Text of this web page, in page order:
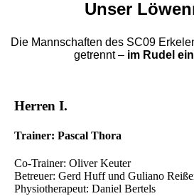
Unser
Die Mannschaften des SC09
getrennt – im Rudel
Herren I.
Trainer: Pascal Thora
Co-Trainer: Oliver Keuter
Betreuer: Gerd Huff und Guliano
Physiotherapeut: Daniel Bertels